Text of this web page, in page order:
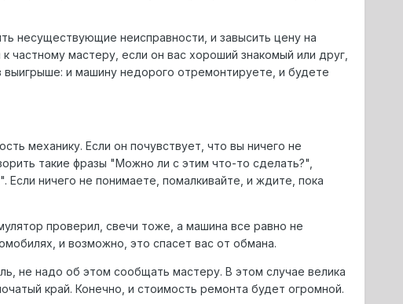
несуществующие неисправности, и завысить цену на
частному мастеру, если он вас хороший знакомый или друг,
выигрыше: и машину недорого отремонтируете, и будете
механику. Если он почувствует, что вы ничего не
такие фразы "Можно ли с этим что-то сделать?",
ничего не понимаете, помалкивайте, и ждите, пока
проверил, свечи тоже, а машина все равно не
и возможно, это спасет вас от обмана.
не надо об этом сообщать мастеру. В этом случае велика
край. Конечно, и стоимость ремонта будет огромной.